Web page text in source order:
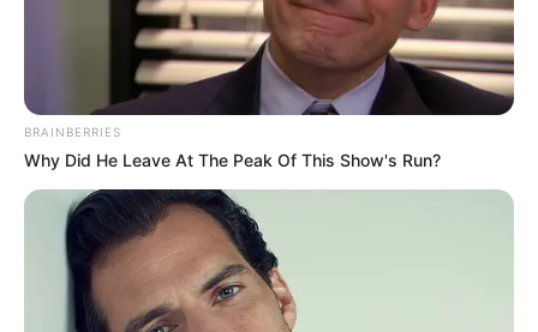
BRAINBERRIES
Why Did He Leave At The Peak Of This Show's Run?